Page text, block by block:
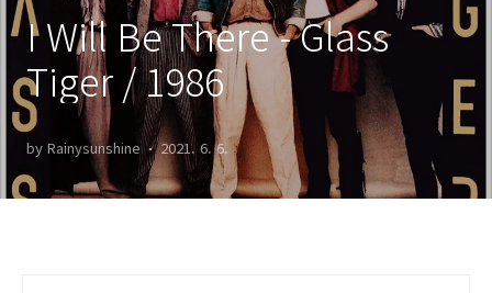
I Will Be There - Glass
Tiger / 1986
by Rainysunshine 2021. 6. 6.